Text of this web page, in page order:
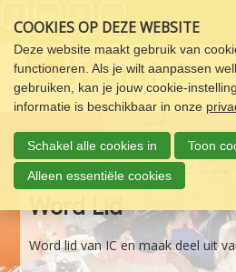
links
over
Spring
naar
de
navigatie
Spring
naar
de
inhoud
COOKIES OP DEZE WEBSITE
Deze website maakt gebruik van
functioneren. Als je wilt aanpassen
gebruiken, kan je jouw cookie-
informatie is beschikbaar in onze
Schakel alle cookies in Toon
Alleen essentiële cookies
Word Lid
Word lid van IC en maak deel uit